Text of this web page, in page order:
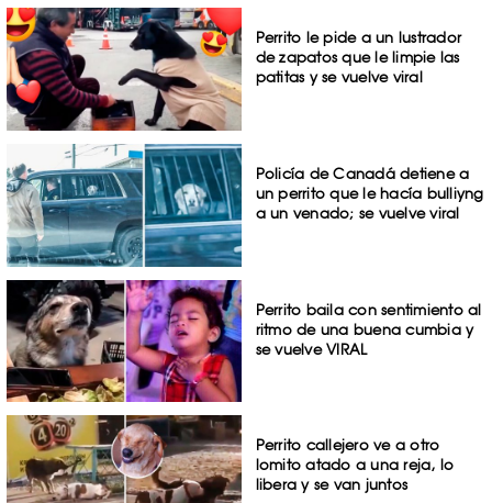
Perrito le pide a un lustrador
de zapatos que le limpie las
patitas y se vuelve viral
Policía de Canadá detiene a
un perrito que le hacía bulliyng
a un venado; se vuelve viral
Perrito baila con sentimiento al
ritmo de una buena cumbia y
se vuelve VIRAL
Perrito callejero ve a otro
lomito atado a una reja, lo
libera y se van juntos